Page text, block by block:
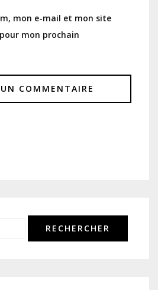
mon e-mail et mon site
mon prochain